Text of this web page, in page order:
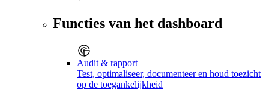
Functies van het dashboard
Audit & rapport
Test, optimaliseer, documenteer en houd toezicht
op de toegankelijkheid